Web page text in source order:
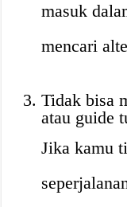
masuk
mencari
Tidak bisa
atau guide
Jika kamu